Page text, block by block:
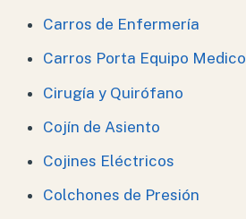
Carros de Enfermería
Carros Porta Equipo Medico
Cirugía y Quirófano
Cojín de Asiento
Cojines Eléctricos
Colchones de Presión